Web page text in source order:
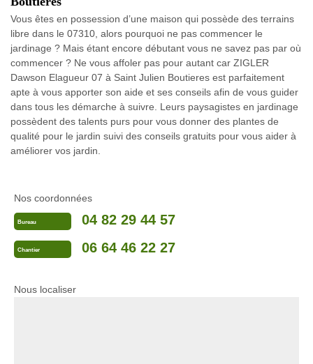
Vous êtes en possession d’une maison qui possède des terrains
libre dans le 07310, alors pourquoi ne pas commencer le
jardinage ? Mais étant encore débutant vous ne savez pas par où
commencer ? Ne vous affoler pas pour autant car ZIGLER
Dawson Elagueur 07 à Saint Julien Boutieres est parfaitement
apte à vous apporter son aide et ses conseils afin de vous guider
dans tous les démarche à suivre. Leurs paysagistes en jardinage
possèdent des talents purs pour vous donner des plantes de
qualité pour le jardin suivi des conseils gratuits pour vous aider à
améliorer vos jardin.
Nos coordonnées
Bureau 04 82 29 44 57
Chantier 06 64 46 22 27
Nous localiser